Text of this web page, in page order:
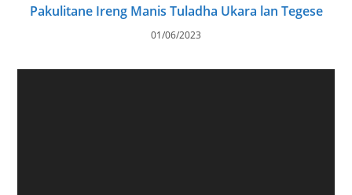
Pakulitane Ireng Manis Tuladha Ukara lan Tegese
01/06/2023